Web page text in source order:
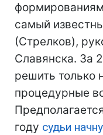
самый
(Стрелков),
Славянска. За
решить только
процедурные
году судьи